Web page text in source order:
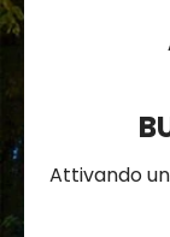
Attivando